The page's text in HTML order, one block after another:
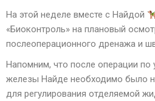
На этой неделе вместе с Найдой
«Биоконтроль» на плановый
послеоперационного дренажа и
Напомним, что после операции
железы Найде необходимо было
для регулирования отделяемой